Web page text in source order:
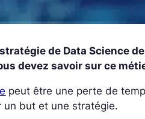
de Data Science
devez savoir sur ce
peut être une perte de
un but et une stratégie.